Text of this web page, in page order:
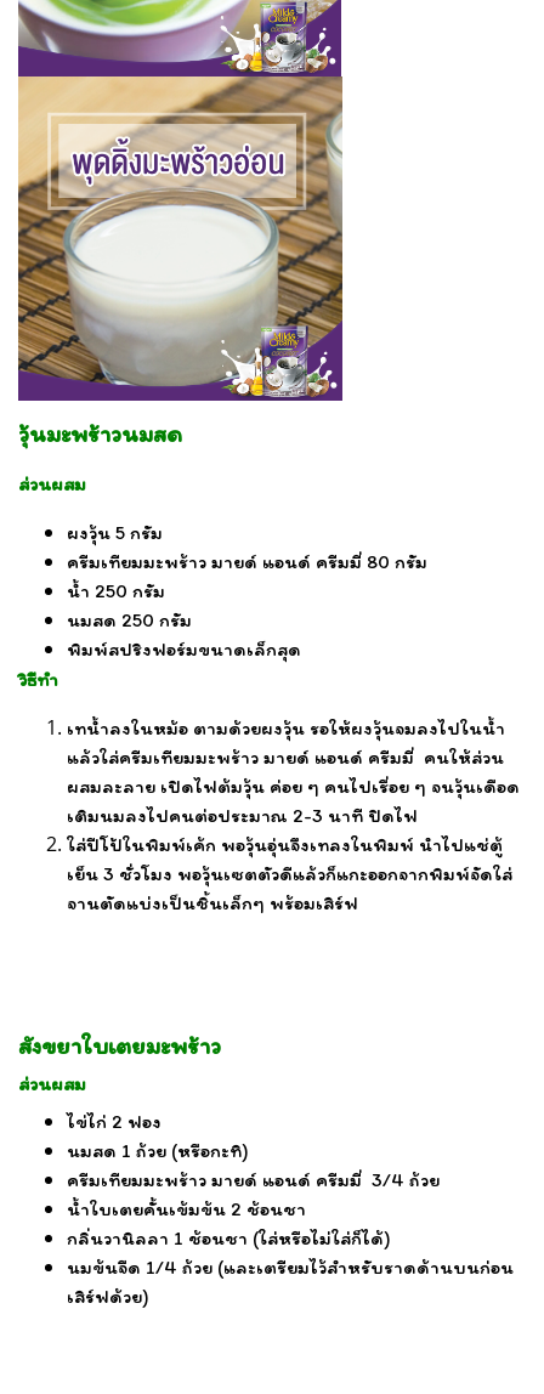
วุ้นมะพร้าวนมสด
ส่วนผสม
ผงวุ้น 5 กรัม
ครีมเทียมมะพร้าว มายด์ แอนด์ ครีมมี่ 80 กรัม
น้ำ 250 กรัม
นมสด 250 กรัม
พิมพ์สปริงฟอร์มขนาดเล็กสุด
วิธีทำ
เทน้ำลงในหม้อ ตามด้วยผงวุ้น รอให้ผงวุ้นจมลงไปในน้ำ
แล้วใส่ครีมเทียมมะพร้าว มายด์ แอนด์ ครีมมี่ คนให้ส่วน
ผสมละลาย เปิดไฟต้มวุ้น ค่อย ๆ คนไปเรื่อย ๆ จนวุ้นเดือด
เติมนมลงไปคนต่อประมาณ 2-3 นาที ปิดไฟ
ใส่ปีโป้ในพิมพ์เค้ก พอวุ้นอุ่นจึงเทลงในพิมพ์ นำไปแช่ตู้
เย็น 3 ชั่วโมง พอวุ้นเซตตัวดีแล้วก็แกะออกจากพิมพ์จัดใส่
จานตัดแบ่งเป็นชิ้นเล็กๆ พร้อมเสิร์ฟ
สังขยาใบเตยมะพร้าว
ส่วนผสม
ไข่ไก่ 2 ฟอง
นมสด 1 ถ้วย (หรือกะทิ)
ครีมเทียมมะพร้าว มายด์ แอนด์ ครีมมี่ 3/4 ถ้วย
น้ำใบเตยคั้นเข้มข้น 2 ช้อนชา
กลิ่นวานิลลา 1 ช้อนชา (ใส่หรือไม่ใส่ก็ได้)
นมข้นจืด 1/4 ถ้วย (และเตรียมไว้สำหรับราดด้านบนก่อน
เสิร์ฟด้วย)